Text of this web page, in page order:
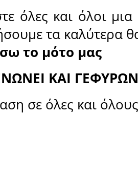
όλες και όλοι
τα καλύτερα
το μότο μας
ΚΑΙ
σε όλες και